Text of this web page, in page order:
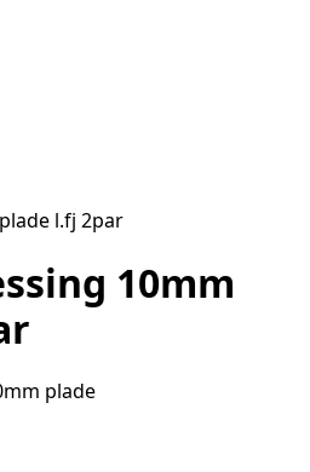
l.fj 2par
10mm
plade